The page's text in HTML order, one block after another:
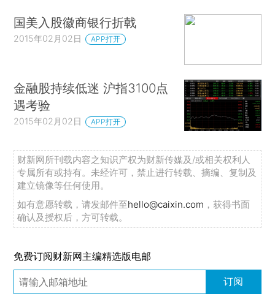
国美入股徽商银行折戟
2015年02月02日 APP打开
金融股持续低迷 沪指3100点
遇考验
2015年02月02日 APP打开
财新网所刊载内容之知识产权为财新传媒及/或相关权利人
专属所有或持有。未经许可，禁止进行转载、摘编、复制及
建立镜像等任何使用。
如有意愿转载，请发邮件至hello@caixin.com ，获得书面
确认及授权后，方可转载。
免费订阅财新网主编精选版电邮
订阅